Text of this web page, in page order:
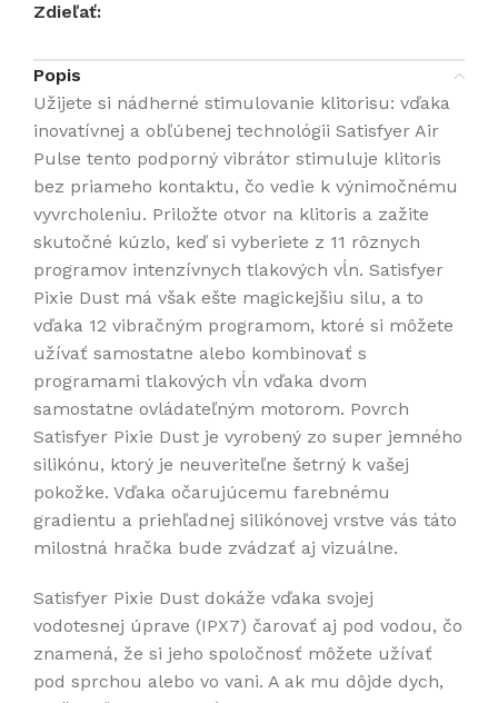
Zdieľať:
Popis
Užijete si nádherné stimulovanie klitorisu: vďaka
inovatívnej a obľúbenej technológii Satisfyer Air
Pulse tento podporný vibrátor stimuluje klitoris
bez priameho kontaktu, čo vedie k výnimočnému
vyvrcholeniu. Priložte otvor na klitoris a zažite
skutočné kúzlo, keď si vyberiete z 11 rôznych
programov intenzívnych tlakových vĺn. Satisfyer
Pixie Dust má však ešte magickejšiu silu, a to
vďaka 12 vibračným programom, ktoré si môžete
užívať samostatne alebo kombinovať s
programami tlakových vĺn vďaka dvom
samostatne ovládateľným motorom. Povrch
Satisfyer Pixie Dust je vyrobený zo super jemného
silikónu, ktorý je neuveriteľne šetrný k vašej
pokožke. Vďaka očarujúcemu farebnému
gradientu a priehľadnej silikónovej vrstve vás táto
milostná hračka bude zvádzať aj vizuálne.
Satisfyer Pixie Dust dokáže vďaka svojej
vodotesnej úprave (IPX7) čarovať aj pod vodou, čo
znamená, že si jeho spoločnosť môžete užívať
pod sprchou alebo vo vani. A ak mu dôjde dych,